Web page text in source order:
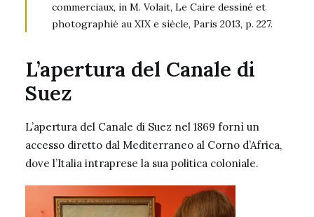
commerciaux, in M. Volait, Le Caire dessiné et
photographié au XIXe siècle, Paris 2013, p. 227.
L’apertura del Canale di
Suez
L’apertura del Canale di Suez nel 1869 fornì un
accesso diretto dal Mediterraneo al Corno d’Africa,
dove l’Italia intraprese la sua politica coloniale.